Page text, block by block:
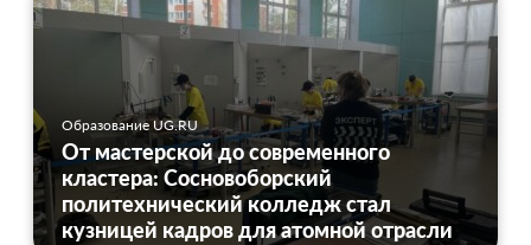
Образование UG.RU
От мастерской до современного
кластера: Сосновоборский
политехнический колледж стал
кузницей кадров для атомной отрасли